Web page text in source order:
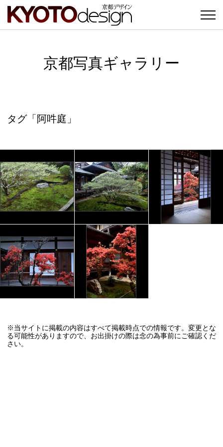
京都写真ギャラリー
タグ「阿吽庭」
※当サイトに掲載の内容はすべて掲載時点での情報です。変更とな
る可能性がありますので、お出掛けの際は念の為事前にご確認くだ
さい。